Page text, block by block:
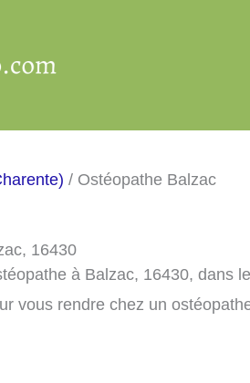
/ Ostéopathe Balzac
16430
à Balzac, 16430, dans
vous rendre chez un